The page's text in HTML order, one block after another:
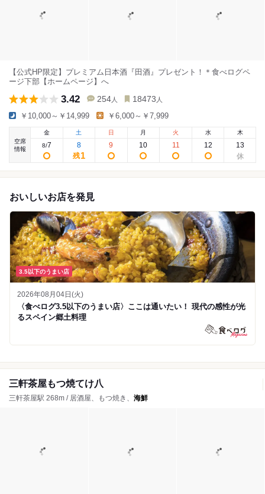
【公式HP限定】プレミアム日本酒『田酒』プレゼント！＊食べログペ
ージ下部【ホームページ】へ
3.42 254 人 18473 人
￥10,000～￥14,999 ￥6,000～￥7,999
空席
情報
金
8/7
土
8
残1
日
9
月
10
火
11
水
12
木
13
おいしいお店を発見
3.5以下のうまい店
2026年08月04日(火)
〈食べログ3.5以下のうまい店〉ここは通いたい！ 現代の感性が光
るスペイン郷土料理
三軒茶屋もつ焼てけ八
三軒茶屋駅 268m / 居酒屋、もつ焼き、 海鮮